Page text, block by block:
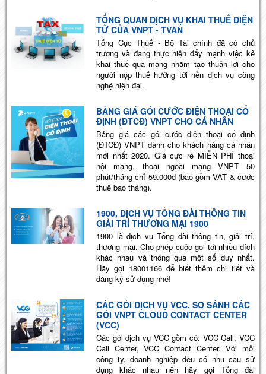
TỔNG QUAN DỊCH VỤ KHAI THUẾ ĐIỆN
TỬ CỦA VNPT - TVAN
Tổng Cục Thuế - Bộ Tài chính đã có chủ
trương và đang thực hiện đẩy mạnh việc kê
khai thuế qua mạng nhằm tạo thuận lợi cho
người nộp thuế hướng tới nền dịch vụ công
nghệ hiện đại.
BẢNG GIÁ GÓI CƯỚC ĐIỆN THOẠI CỐ
ĐỊNH (ĐTCĐ) VNPT CHO CÁ NHÂN
Bảng giá các gói cước điện thoại cố định
(ĐTCĐ) VNPT dành cho khách hàng cá nhân
mới nhất 2020. Giá cực rẻ MIỄN PHÍ thoại
nội mạng, thoại ngoài mạng VNPT 50
phút/tháng chỉ 59.000đ (bao gồm VAT & cước
thuê bao tháng).
1900, DỊCH VỤ TỔNG ĐÀI THÔNG TIN
GIẢI TRÍ THƯƠNG MẠI 1900
1900 là dịch vụ Tổng đài thông tin, giải trí,
thương mại. Cho phép cuộc gọi tới nhiều đích
khác nhau và thông qua một số duy nhất.
Hãy gọi 18001166 để biết thêm chi tiết và
đăng ký sử dụng nhé!
CÁC GÓI DỊCH VỤ VCC, SO SÁNH CÁC
GÓI VNPT CLOUD CONTACT CENTER
(VCC)
Các gói dịch vụ VCC gồm có: VCC Call, VCC
Call Center, VCC Contact Center. Với mỗi
công ty, doanh nghiệp đều có nhu cầu sử
dụng khác nhau nên hãy gọi Tổng đài